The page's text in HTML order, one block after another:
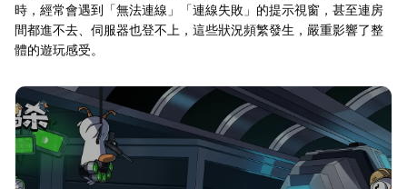
時，經常會遇到「無法連線」「連線失敗」的提示視窗，甚至連房
間都進不去、伺服器也登不上，這些狀況頻繁發生，嚴重影響了整
體的遊玩感受。